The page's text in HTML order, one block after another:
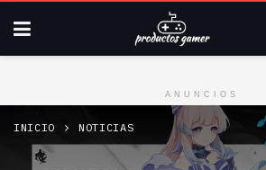
ANUNCIOS
INICIO NOTICIAS